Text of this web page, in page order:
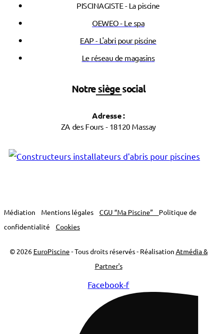
PISCINAGISTE - La piscine
OEWEO - Le spa
EAP - L'abri pour piscine
Le réseau de magasins
Notre siège social
Adresse :
ZA des Fours - 18120 Massay
Médiation Mentions légales CGU “Ma Piscine” Politique de
confidentialité
Cookies
© 2026 EuroPiscine - Tous droits réservés - Réalisation Atmédia &
Partner's
Facebook-f